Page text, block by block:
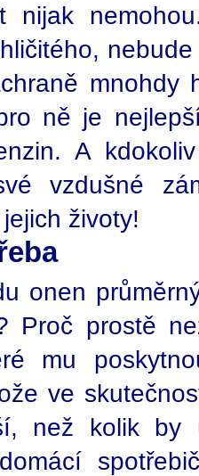
nijak
ně je
A
vzdušné
životy!
onen
Proč prostě
mu
ve
než kolik by